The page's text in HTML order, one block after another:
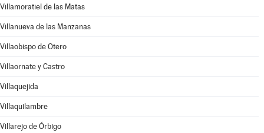
Villamoratiel de las Matas
Villanueva de las Manzanas
Villaobispo de Otero
Villaornate y Castro
Villaquejida
Villaquilambre
Villarejo de Órbigo